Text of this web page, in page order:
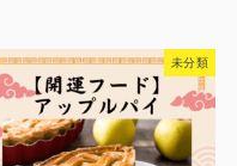
未分類